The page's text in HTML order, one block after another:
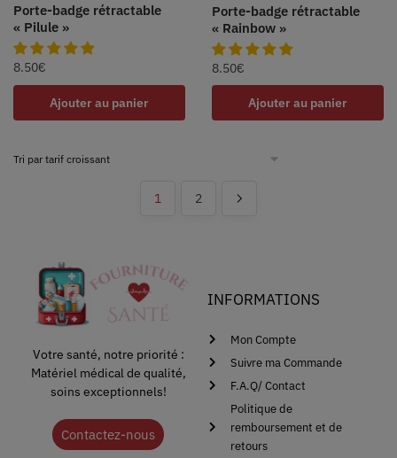
Porte-badge rétractable
« Pilule »
8.50€
Ajouter au panier
Porte-badge rétractable
« Rainbow »
8.50€
Ajouter au panier
1 2
Votre santé, notre priorité :
Matériel médical de qualité,
soins exceptionnels!
Contactez-nous
INFORMATIONS
Mon Compte
Suivre ma Commande
F.A.Q/ Contact
Politique de
remboursement et de
retours